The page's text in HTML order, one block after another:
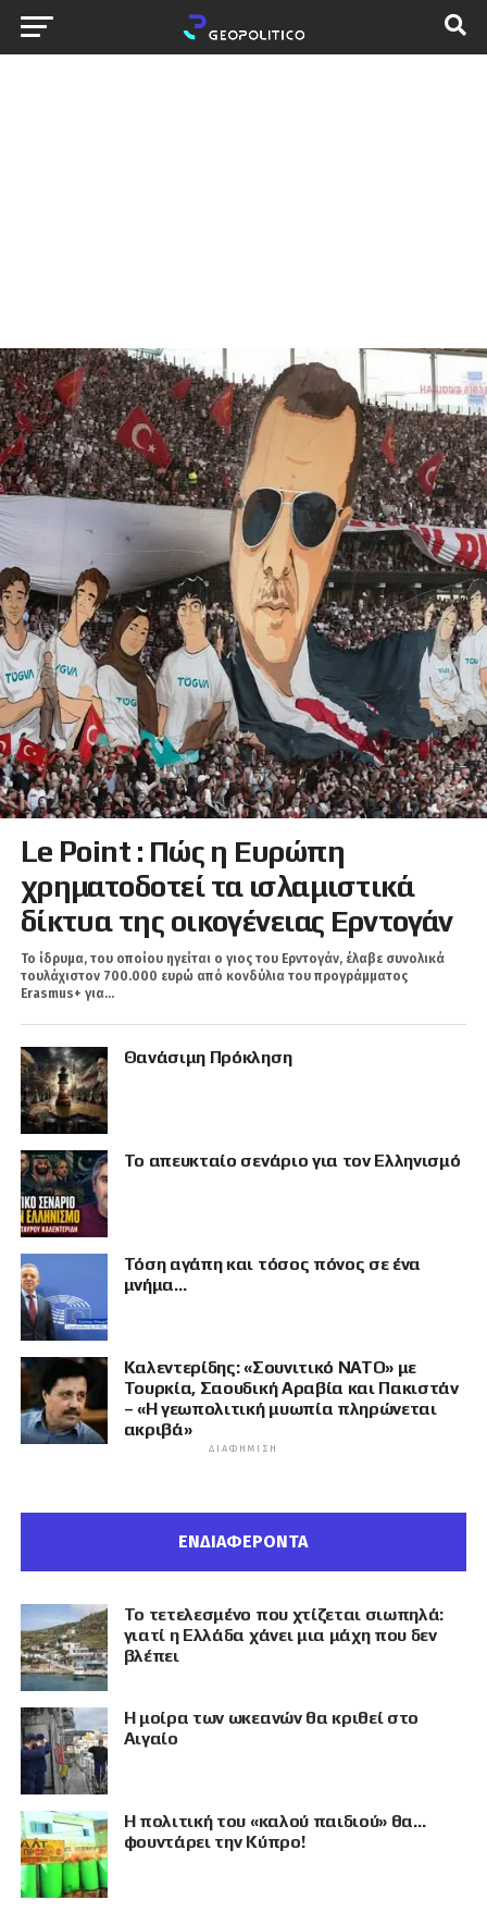
Le Point : Πώς η Ευρώπη
χρηματοδοτεί τα ισλαμιστικά
δίκτυα της οικογένειας Ερντογάν
Το ίδρυμα, του οποίου ηγείται ο γιος του Ερντογάν, έλαβε συνολικά
τουλάχιστον 700.000 ευρώ από κονδύλια του προγράμματος
Erasmus+ για...
Θανάσιμη Πρόκληση
Το απευκταίο σενάριο για τον Ελληνισμό
Τόση αγάπη και τόσος πόνος σε ένα
μνήμα…
Καλεντερίδης: «Σουνιτικό ΝΑΤΟ» με
Τουρκία, Σαουδική Αραβία και Πακιστάν
– «Η γεωπολιτική μυωπία πληρώνεται
ακριβά»
ΔΙΑΦΉΜΙΣΗ
ΕΝΔΙΑΦΕΡΟΝΤΑ
Το τετελεσμένο που χτίζεται σιωπηλά:
γιατί η Ελλάδα χάνει μια μάχη που δεν
βλέπει
Η μοίρα των ωκεανών θα κριθεί στο
Αιγαίο
Η πολιτική του «καλού παιδιού» θα…
φουντάρει την Κύπρο!